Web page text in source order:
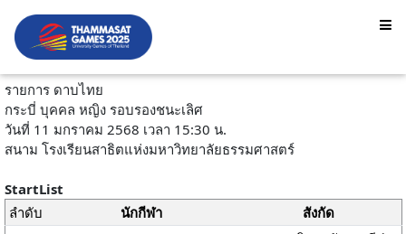
รายการ ดาบไทย
กระบี่ บุคคล หญิง รอบรองชนะเลิศ
วันที่ 11 มกราคม 2568 เวลา 15:30 น.
สนาม โรงเรียนสาธิตแห่งมหาวิทยาลัยธรรมศาสตร์
StartList
ลำดับ
นักกีฬา
สังกัด